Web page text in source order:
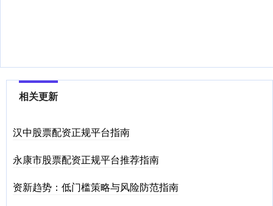
相关更新
汉中股票配资正规平台指南
永康市股票配资正规平台推荐指南
资新趋势：低门槛策略与风险防范指南